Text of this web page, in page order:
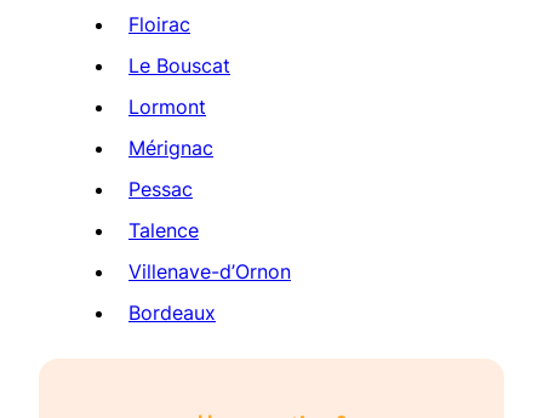
Floirac
Le Bouscat
Lormont
Mérignac
Pessac
Talence
Villenave-d’Ornon
Bordeaux